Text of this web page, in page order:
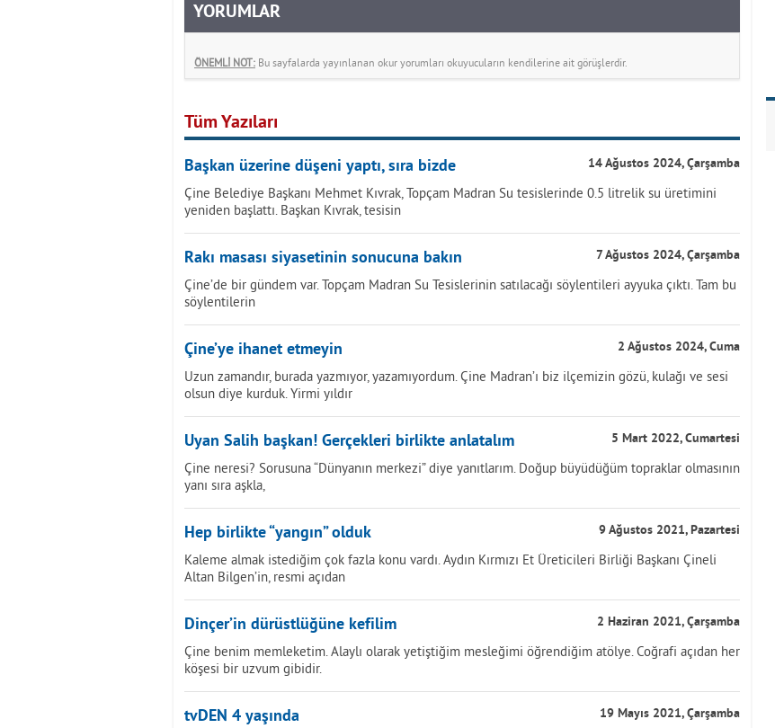
YORUMLAR
ÖNEMLİ NOT: Bu sayfalarda yayınlanan okur yorumları okuyucuların kendilerine ait görüşlerdir.
Tüm Yazıları
Başkan üzerine düşeni yaptı, sıra bizde 14 Ağustos 2024, Çarşamba
Çine Belediye Başkanı Mehmet Kıvrak, Topçam Madran Su tesislerinde 0.5 litrelik su üretimini
yeniden başlattı. Başkan Kıvrak, tesisin
Rakı masası siyasetinin sonucuna bakın 7 Ağustos 2024, Çarşamba
Çine’de bir gündem var. Topçam Madran Su Tesislerinin satılacağı söylentileri ayyuka çıktı. Tam bu
söylentilerin
Çine’ye ihanet etmeyin 2 Ağustos 2024, Cuma
Uzun zamandır, burada yazmıyor, yazamıyordum. Çine Madran’ı biz ilçemizin gözü, kulağı ve sesi
olsun diye kurduk. Yirmi yıldır
Uyan Salih başkan! Gerçekleri birlikte anlatalım 5 Mart 2022, Cumartesi
Çine neresi? Sorusuna “Dünyanın merkezi” diye yanıtlarım. Doğup büyüdüğüm topraklar olmasının
yanı sıra aşkla,
Hep birlikte “yangın” olduk 9 Ağustos 2021, Pazartesi
Kaleme almak istediğim çok fazla konu vardı. Aydın Kırmızı Et Üreticileri Birliği Başkanı Çineli
Altan Bilgen’in, resmi açıdan
Dinçer’in dürüstlüğüne kefilim 2 Haziran 2021, Çarşamba
Çine benim memleketim. Alaylı olarak yetiştiğim mesleğimi öğrendiğim atölye. Coğrafi açıdan her
köşesi bir uzvum gibidir.
tvDEN 4 yaşında 19 Mayıs 2021, Çarşamba